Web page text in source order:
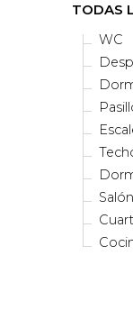
TODAS
WC
Salón